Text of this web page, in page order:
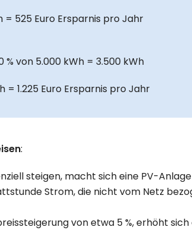
525 Euro Ersparnis pro Jahr
von 5.000 kWh = 3.500 kWh
1.225 Euro Ersparnis pro Jahr
:
steigen, macht sich eine PV-
Strom, die nicht vom Netz
von etwa 5 %, erhöht sich